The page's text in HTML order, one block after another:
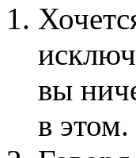
вы
в этом.